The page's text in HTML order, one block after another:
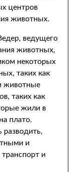
центров
животных.
ведущего
животных,
некоторых
таких как
животные
таких как
жили в
плато.
разводить,
и
и